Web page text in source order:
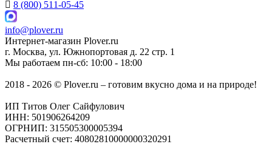
8 (800) 511-05-45
info@plover.ru
Интернет-магазин Plover.ru
г. Москва, ул. Южнопортовая д. 22 стр. 1
Мы работаем пн-сб: 10:00 - 18:00
2018 - 2026 © Plover.ru – готовим вкусно дома и на природе!
ИП Титов Олег Сайфулович
ИНН: 501906264209
ОГРНИП: 315505300005394
Расчетный счет: 40802810000000320291